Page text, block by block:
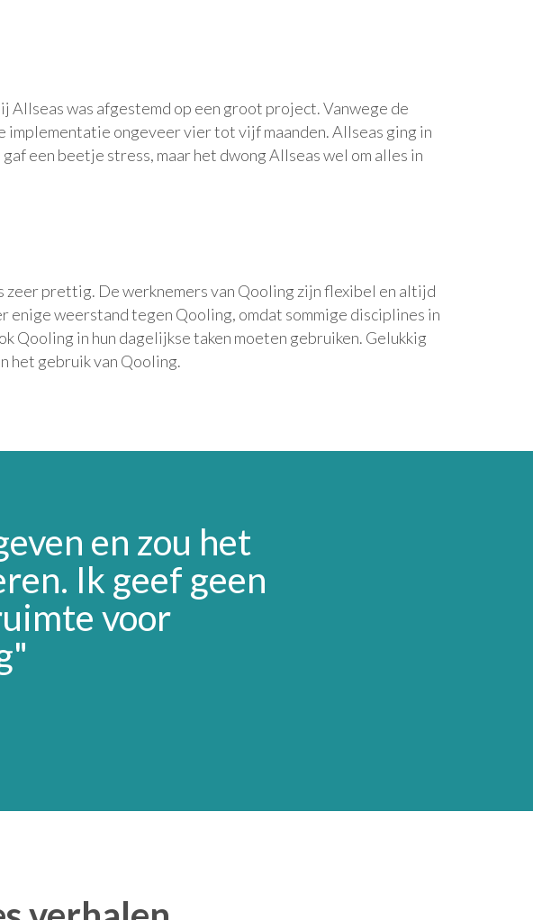
Allseas was afgestemd op een groot project. Vanwege de
ongeveer vier tot vijf maanden. Allseas ging in
een beetje stress, maar het dwong Allseas wel om alles in
zeer prettig. De werknemers van Qooling zijn flexibel en altijd
enige weerstand tegen Qooling, omdat sommige disciplines in
Qooling in hun dagelijkse taken moeten gebruiken. Gelukkig
het gebruik van Qooling.
en zou het
Ik geef geen
voor